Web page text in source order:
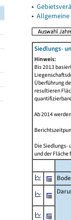
▸
▸
Siedlungs-
Hinweis:
Bis 2013
Überführung
resultieren
Ab 2014
Die Siedlungs-
und der Fläche